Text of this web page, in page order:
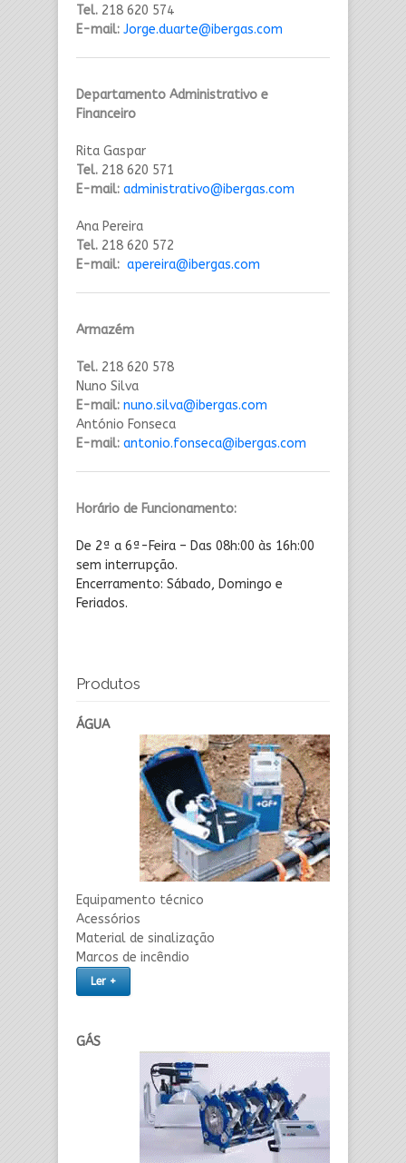
Tel. 218 620 574
E-mail: Jorge.duarte@ibergas.com
Departamento Administrativo e
Financeiro
Rita Gaspar
Tel. 218 620 571
E-mail: administrativo@ibergas.com
Ana Pereira
Tel. 218 620 572
E-mail: apereira@ibergas.com
Armazém
Tel. 218 620 578
Nuno Silva
E-mail: nuno.silva@ibergas.com
António Fonseca
E-mail: antonio.fonseca@ibergas.com
Horário de Funcionamento:
De 2ª a 6ª-Feira – Das 08h:00 às 16h:00
sem interrupção.
Encerramento: Sábado, Domingo e
Feriados.
Produtos
ÁGUA
Equipamento técnico
Acessórios
Material de sinalização
Marcos de incêndio
Ler +
GÁS